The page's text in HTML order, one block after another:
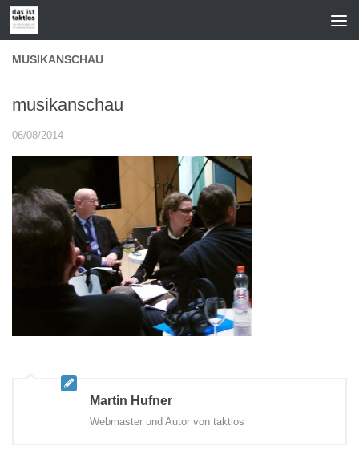
Zum Inhalt springen
MUSIKANSCHAU
musikanschau
06/08/2014
Martin Hufner
Webmaster und Autor von taktlos